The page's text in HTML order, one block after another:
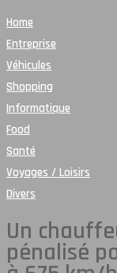
Home
Entreprise
Véhicules
Shopping
Informatique
Food
Santé
Voyages / Loisirs
Divers
Un
pénalisé